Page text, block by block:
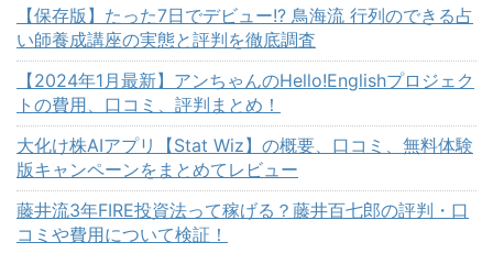
【保存版】たった7日でデビュー!? 鳥海流 行列のできる占
い師養成講座の実態と評判を徹底調査
【2024年1月最新】アンちゃんのHello!Englishプロジェク
トの費用、口コミ、評判まとめ！
大化け株AIアプリ【Stat Wiz】の概要、口コミ、無料体験
版キャンペーンをまとめてレビュー
藤井流3年FIRE投資法って稼げる？藤井百七郎の評判・口
コミや費用について検証！